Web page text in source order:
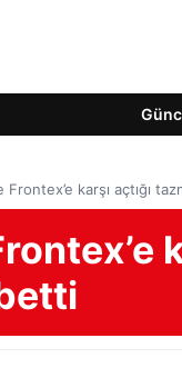
Frontex’e karşı açtığı